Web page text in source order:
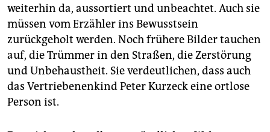
weiterhin da, aussortiert und unbeachtet. Auch sie
müssen vom Erzähler ins Bewusstsein
zurückgeholt werden. Noch frühere Bilder tauchen
auf, die Trümmer in den Straßen, die Zerstörung
und Unbehaustheit. Sie verdeutlichen, dass auch
das Vertriebenenkind Peter Kurzeck eine ortlose
Person ist.